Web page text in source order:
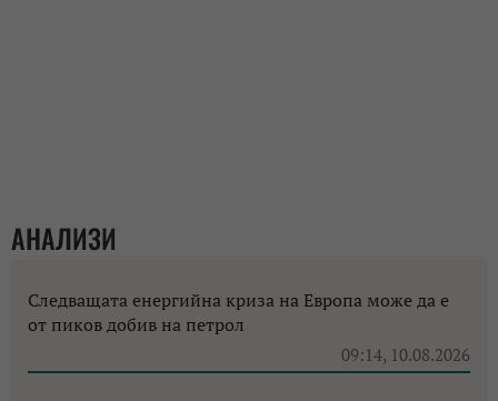
АНАЛИЗИ
Следващата енергийна криза на Европа може да е
от пиков добив на петрол
09:14, 10.08.2026